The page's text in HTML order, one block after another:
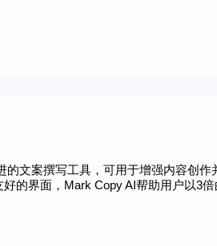
的文案撰写工具，可用于增强内容创
的界面，Mark Copy AI帮助用户以3